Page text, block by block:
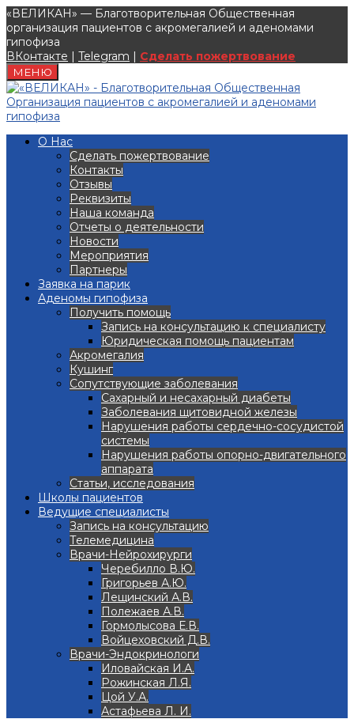
«ВЕЛИКАН» — Благотворительная Общественная
организация пациентов с акромегалией и аденомами
гипофиза
ВКонтакте | Telegram | Сделать пожертвование
МЕНЮ
О Нас
Сделать пожертвование
Контакты
Отзывы
Реквизиты
Наша команда
Отчеты о деятельности
Новости
Мероприятия
Партнеры
Заявка на парик
Аденомы гипофиза
Получить помощь
Запись на консультацию к специалисту
Юридическая помощь пациентам
Акромегалия
Кушинг
Сопутствующие заболевания
Сахарный и несахарный диабеты
Заболевания щитовидной железы
Нарушения работы сердечно-сосудистой
системы
Нарушения работы опорно-двигательного
аппарата
Статьи, исследования
Школы пациентов
Ведущие специалисты
Запись на консультацию
Телемедицина
Врачи-Нейрохирурги
Черебилло В.Ю.
Григорьев А.Ю.
Лещинский А.В.
Полежаев А.В.
Гормолысова Е.В.
Войцеховский Д.В.
Врачи-Эндокринологи
Иловайская И.А.
Рожинская Л.Я.
Цой У.А.
Астафьева Л. И.